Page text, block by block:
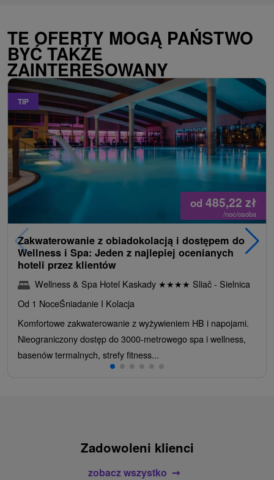
TE OFERTY MOGĄ PAŃSTWO
BYĆ TAKŻE
ZAINTERESOWANY
TIP
od 485,22 zł
/noc/osoba
Zakwaterowanie z obiadokolacją i dostępem do
Wellness i Spa: Jeden z najlepiej ocenianych
hoteli przez klientów
Wellness & Spa Hotel Kaskady ★★★★ Sliač - Sielnica
Od 1 NoceŚniadanie I Kolacja
Komfortowe zakwaterowanie z wyżywieniem HB i napojami.
Nieograniczony dostęp do 3000-metrowego spa i wellness,
basenów termalnych, strefy fitness...
Zadowoleni klienci
zobacz wszystko